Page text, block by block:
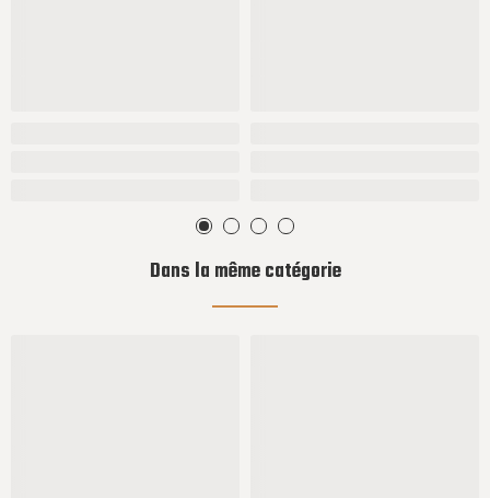
Dans la même catégorie